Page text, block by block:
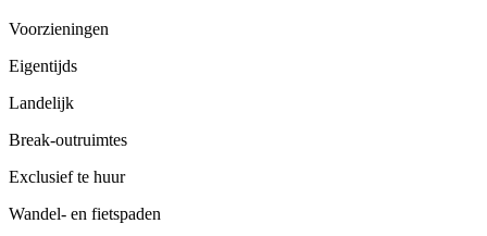
Voorzieningen
Eigentijds
Landelijk
Break-outruimtes
Exclusief te huur
Wandel- en fietspaden